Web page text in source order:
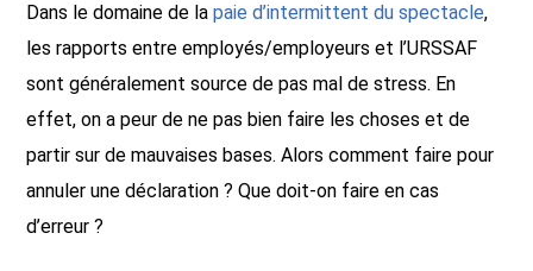
Dans le domaine de la paie d’intermittent du spectacle,
les rapports entre employés/employeurs et l’URSSAF
sont généralement source de pas mal de stress. En
effet, on a peur de ne pas bien faire les choses et de
partir sur de mauvaises bases. Alors comment faire pour
annuler une déclaration ? Que doit-on faire en cas
d’erreur ?